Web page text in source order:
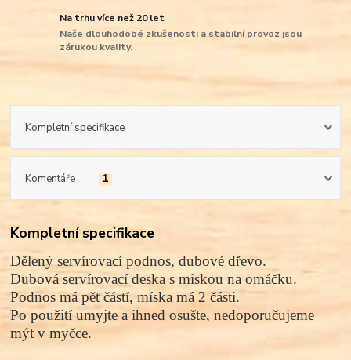
Na trhu více než 20 let
Naše dlouhodobé zkušenosti a stabilní provoz jsou
zárukou kvality.
Kompletní specifikace
Komentáře 1
Kompletní specifikace
Dělený servírovací podnos, dubové dřevo.
Dubová servírovací deska s miskou na omáčku.
Podnosmá pět částí,míska má 2 části.
Po použití umyjte a ihned osušte, nedoporučujeme
mýt v myčce.